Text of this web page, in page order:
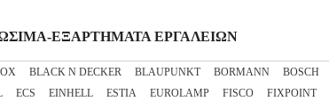
ΕΞΑΡΤΗΜΑΤΑ ΕΡΓΑΛΕΙΩΝ
BLACK N DECKER BLAUPUNKT BORMANN BOSCH
ECS EINHELL ESTIA EUROLAMP FISCO FIXPOINT